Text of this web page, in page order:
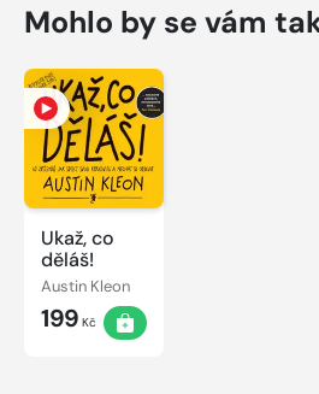
Mohlo by se vám
Ukaž, co
děláš!
Austin Kleon
199 Kč